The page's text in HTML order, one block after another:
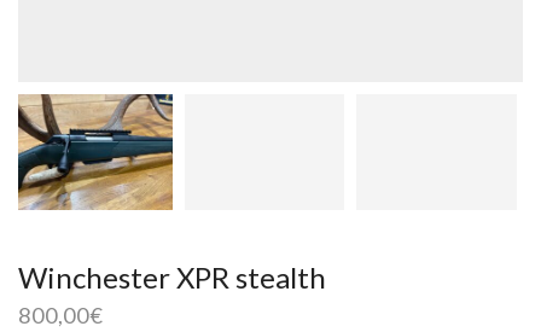
Winchester XPR stealth
800,00€